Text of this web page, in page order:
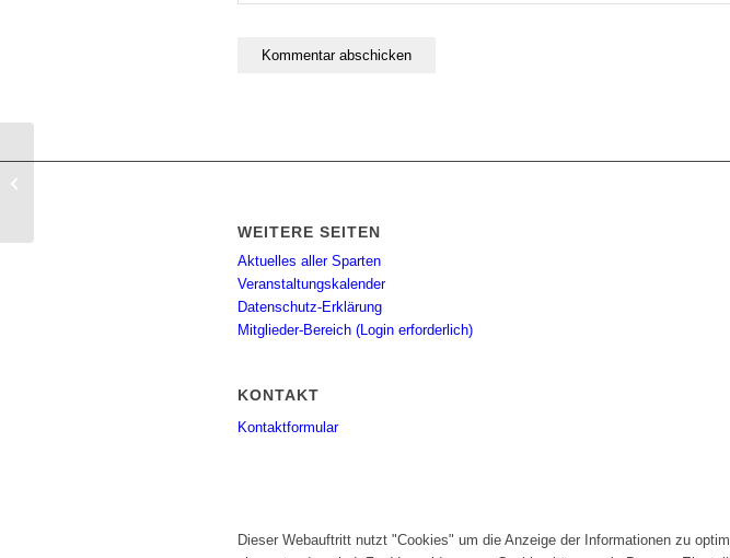
WEITERE SEITEN
Aktuelles aller Sparten
Veranstaltungskalender
Datenschutz-Erklärung
Mitglieder-Bereich (Login erforderlich)
KONTAKT
Kontaktformular
Dieser Webauftritt nutzt "Cookies" um die Anzeige der Informationen zu